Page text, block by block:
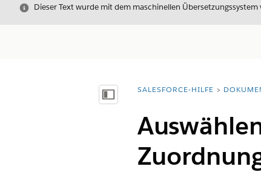
Schließen
Dieser Text wurde mit dem maschinellen
Inhalt anzeigenSie befinden sich hier:
SALESFORCE-HILFE